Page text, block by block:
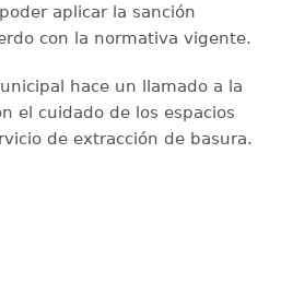
aplicar la sanción
con la normativa vigente.
hace un llamado a la
el cuidado de los espacios
de extracción de basura.